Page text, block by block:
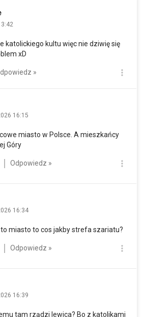
katolickiego kultu więc nie dziwię się
xD
»
16:15
miasto w Polsce. A mieszkańcy
Góry
Odpowiedz »
16:34
miasto to cos jakby strefa szariatu?
Odpowiedz »
16:39
tam rządzi lewica? Bo z katolikami